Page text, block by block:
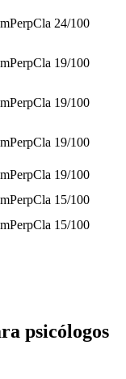
PerpCla 24/100
PerpCla 19/100
PerpCla 19/100
PerpCla 19/100
PerpCla 19/100
PerpCla 15/100
PerpCla 15/100
psicólogos